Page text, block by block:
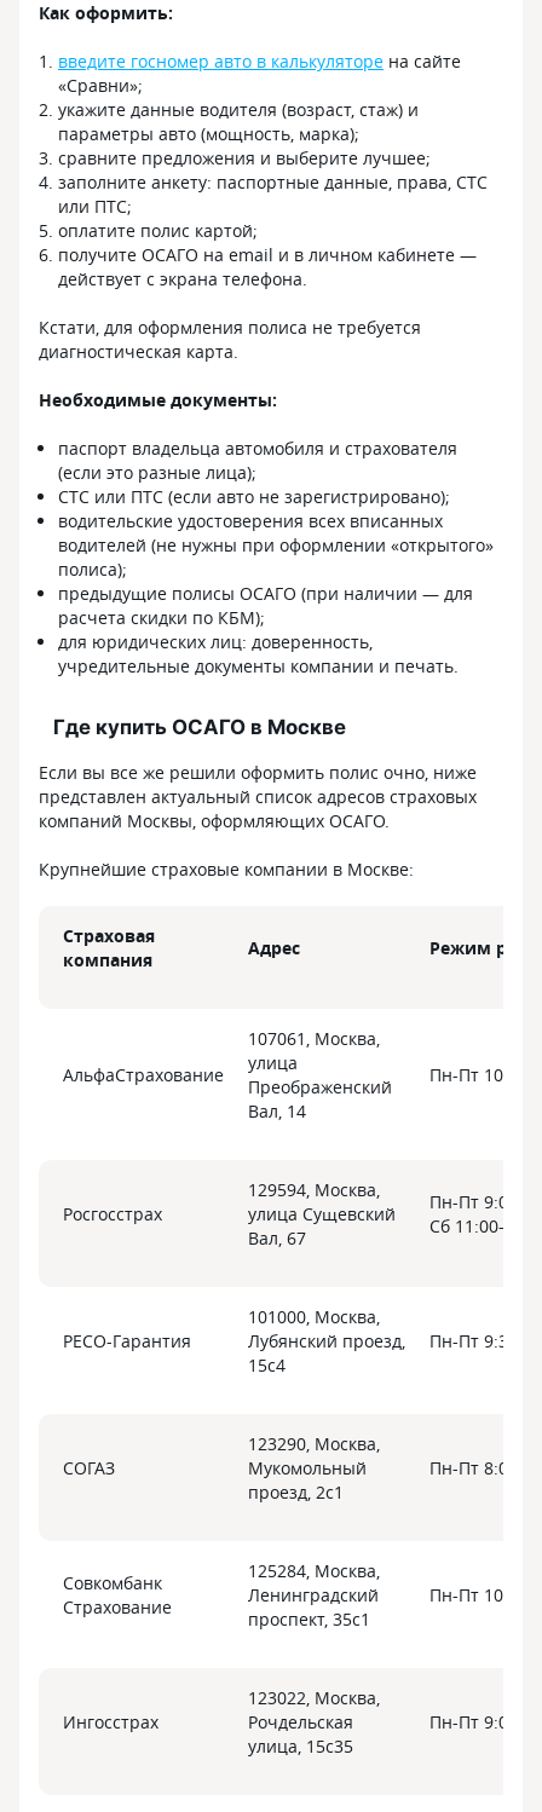
Как оформить:
введите госномер авто в калькуляторе на сайте
«Сравни»;
укажите данные водителя (возраст, стаж) и
параметры авто (мощность, марка);
сравните предложения и выберите лучшее;
заполните анкету: паспортные данные, права, СТС
или ПТС;
оплатите полис картой;
получите ОСАГО на email и в личном кабинете —
действует с экрана телефона.
Кстати, для оформления полиса не требуется
диагностическая карта.
Необходимые документы:
паспорт владельца автомобиля и страхователя
(если это разные лица);
СТС или ПТС (если авто не зарегистрировано);
водительские удостоверения всех вписанных
водителей (не нужны при оформлении «открытого»
полиса);
предыдущие полисы ОСАГО (при наличии — для
расчета скидки по КБМ);
для юридических лиц: доверенность,
учредительные документы компании и печать.
Где купить ОСАГО в Москве
Если вы все же решили оформить полис очно, ниже
представлен актуальный список адресов страховых
компаний Москвы, оформляющих ОСАГО.
Крупнейшие страховые компании в Москве:
Страховая
компания
Адрес Режим
АльфаСтрахование
107061, Москва,
улица
Преображенский
Вал, 14
Пн-Пт 10:00-
Росгосстрах
129594, Москва,
улица Сущевский
Вал, 67
Пн-Пт 9:00-
Сб 11:00-
РЕСО-Гарантия
101000, Москва,
Лубянский проезд,
15с4
Пн-Пт 9:30-
СОГАЗ
123290, Москва,
Мукомольный
проезд, 2с1
Пн-Пт 8:00-
Совкомбанк
Страхование
125284, Москва,
Ленинградский
проспект, 35с1
Пн-Пт 10:00-
Ингосстрах
123022, Москва,
Рочдельская
улица, 15с35
Пн-Пт 9:00-